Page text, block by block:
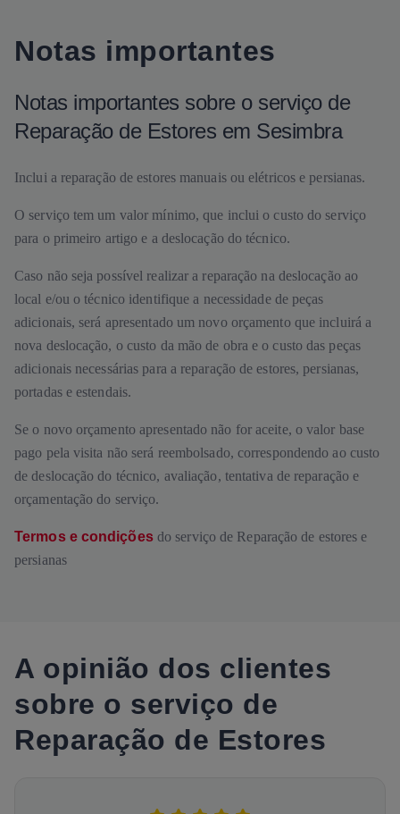
Notas importantes
Notas importantes sobre o serviço de
Reparação de Estores em Sesimbra
Inclui a reparação de estores manuais ou elétricos e persianas.
O serviço tem um valor mínimo, que inclui o custo do serviço
para o primeiro artigo e a deslocação do técnico.
Caso não seja possível realizar a reparação na deslocação ao
local e/ou o técnico identifique a necessidade de peças
adicionais, será apresentado um novo orçamento que incluirá a
nova deslocação, o custo da mão de obra e o custo das peças
adicionais necessárias para a reparação de estores, persianas,
portadas e estendais.
Se o novo orçamento apresentado não for aceite, o valor base
pago pela visita não será reembolsado, correspondendo ao custo
de deslocação do técnico, avaliação, tentativa de reparação e
orçamentação do serviço.
Termos e condiçõesdo serviço de Reparação de estores e
persianas
A opinião dos clientes
sobre o serviço de
Reparação de Estores